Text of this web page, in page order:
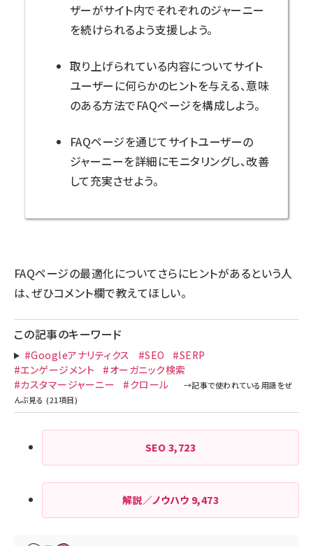
ザーがサイト内でそれぞれのジャーニー
を続けられるよう支援しよう。
取り上げられている内容についてサイト
ユーザーに何らかのヒントを与える、意味
のある方法でFAQページを構成しよう。
FAQページを通じてサイトユーザーの
ジャーニーを詳細にモニタリングし、改善
して充実させよう。
FAQページの最適化についてさらにヒントがあるという人
は、ぜひコメント欄で教えてほしい。
この記事のキーワード
#Googleアナリティクス #SEO
#SERP
#エンゲージメント
#オーガニック検索
#カスタマージャーニー
#クロール
SEO 3,723
解説／ノウハウ 9,473